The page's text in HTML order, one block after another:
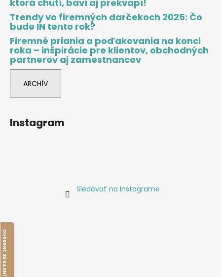
ktorá chutí, baví aj prekvapí!
Trendy vo firemných darčekoch 2025: Čo
bude IN tento rok?
Firemné priania a poďakovania na konci
roka – inšpirácie pre klientov, obchodných
partnerov aj zamestnancov
ARCHÍV
Instagram
Sledovať na Instagrame
O
V
E
R
E
N
É
Z
Á
K
A
Z
N
Í
M
I